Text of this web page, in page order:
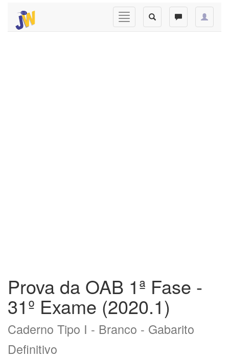
Prova da OAB 1ª Fase -
31º Exame (2020.1)
Caderno Tipo I - Branco - Gabarito
Definitivo